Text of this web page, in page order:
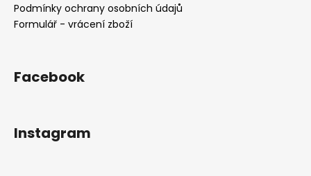
Podmínky ochrany osobních údajů
Formulář - vrácení zboží
Facebook
Instagram